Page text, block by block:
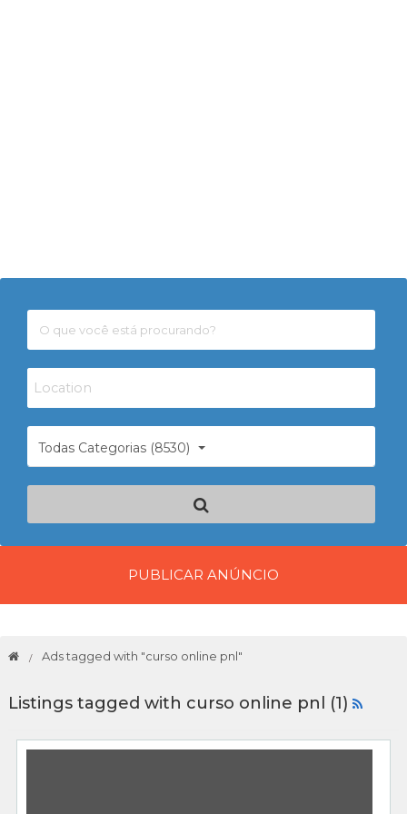
Todas Categorias (8530)
PUBLICAR ANÚNCIO
Ads tagged with "curso online pnl"
Listings tagged with curso online pnl (1)